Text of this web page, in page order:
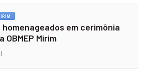
em cerimônia
OBMEP Mirim